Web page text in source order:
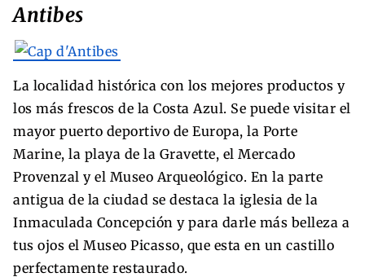
Antibes
La localidad histórica con los mejores productos y
los más frescos de la Costa Azul. Se puede visitar el
mayor puerto deportivo de Europa, la Porte
Marine, la playa de la Gravette, el Mercado
Provenzal y el Museo Arqueológico. En la parte
antigua de la ciudad se destaca la iglesia de la
Inmaculada Concepción y para darle más belleza a
tus ojos el Museo Picasso, que esta en un castillo
perfectamente restaurado.